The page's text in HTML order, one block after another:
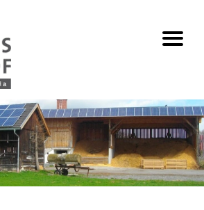
info@saalhof.at
Impressum & Datenschutz Sitemap